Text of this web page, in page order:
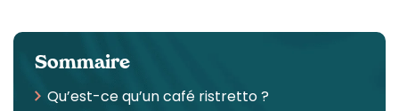
Sommaire
Qu’est-ce qu’un café ristretto ?